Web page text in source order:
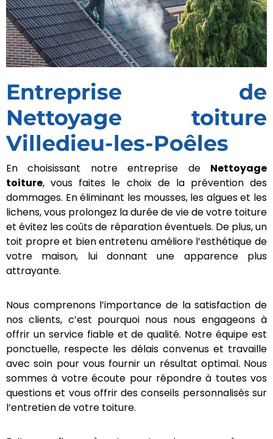
Entreprise de
Nettoyage toiture
Villedieu-les-Poêles
En choisissant notre entreprise de
Nettoyage
toiture
, vous faites le choix de la prévention des
dommages. En éliminant les mousses, les algues et
les lichens, vous prolongez la durée de vie de votre
toiture et évitez les coûts de réparation éventuels.
De plus, un toit propre et bien entretenu améliore
l’esthétique de votre maison, lui donnant une
Nous comprenons l’importance de la satisfaction de
nos clients, c’est pourquoi nous nous engageons à
offrir un service fiable et de qualité. Notre équipe est
ponctuelle, respecte les délais convenus et travaille
avec soin pour vous fournir un résultat optimal. Nous
sommes à votre écoute pour répondre à toutes vos